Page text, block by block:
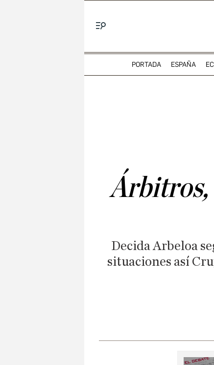
PORTADA ESPAÑA
Árbitros,
Decida Arbeloa
situaciones así